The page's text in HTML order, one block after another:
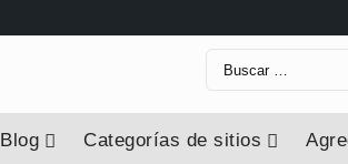
Blog Categorías de sitios